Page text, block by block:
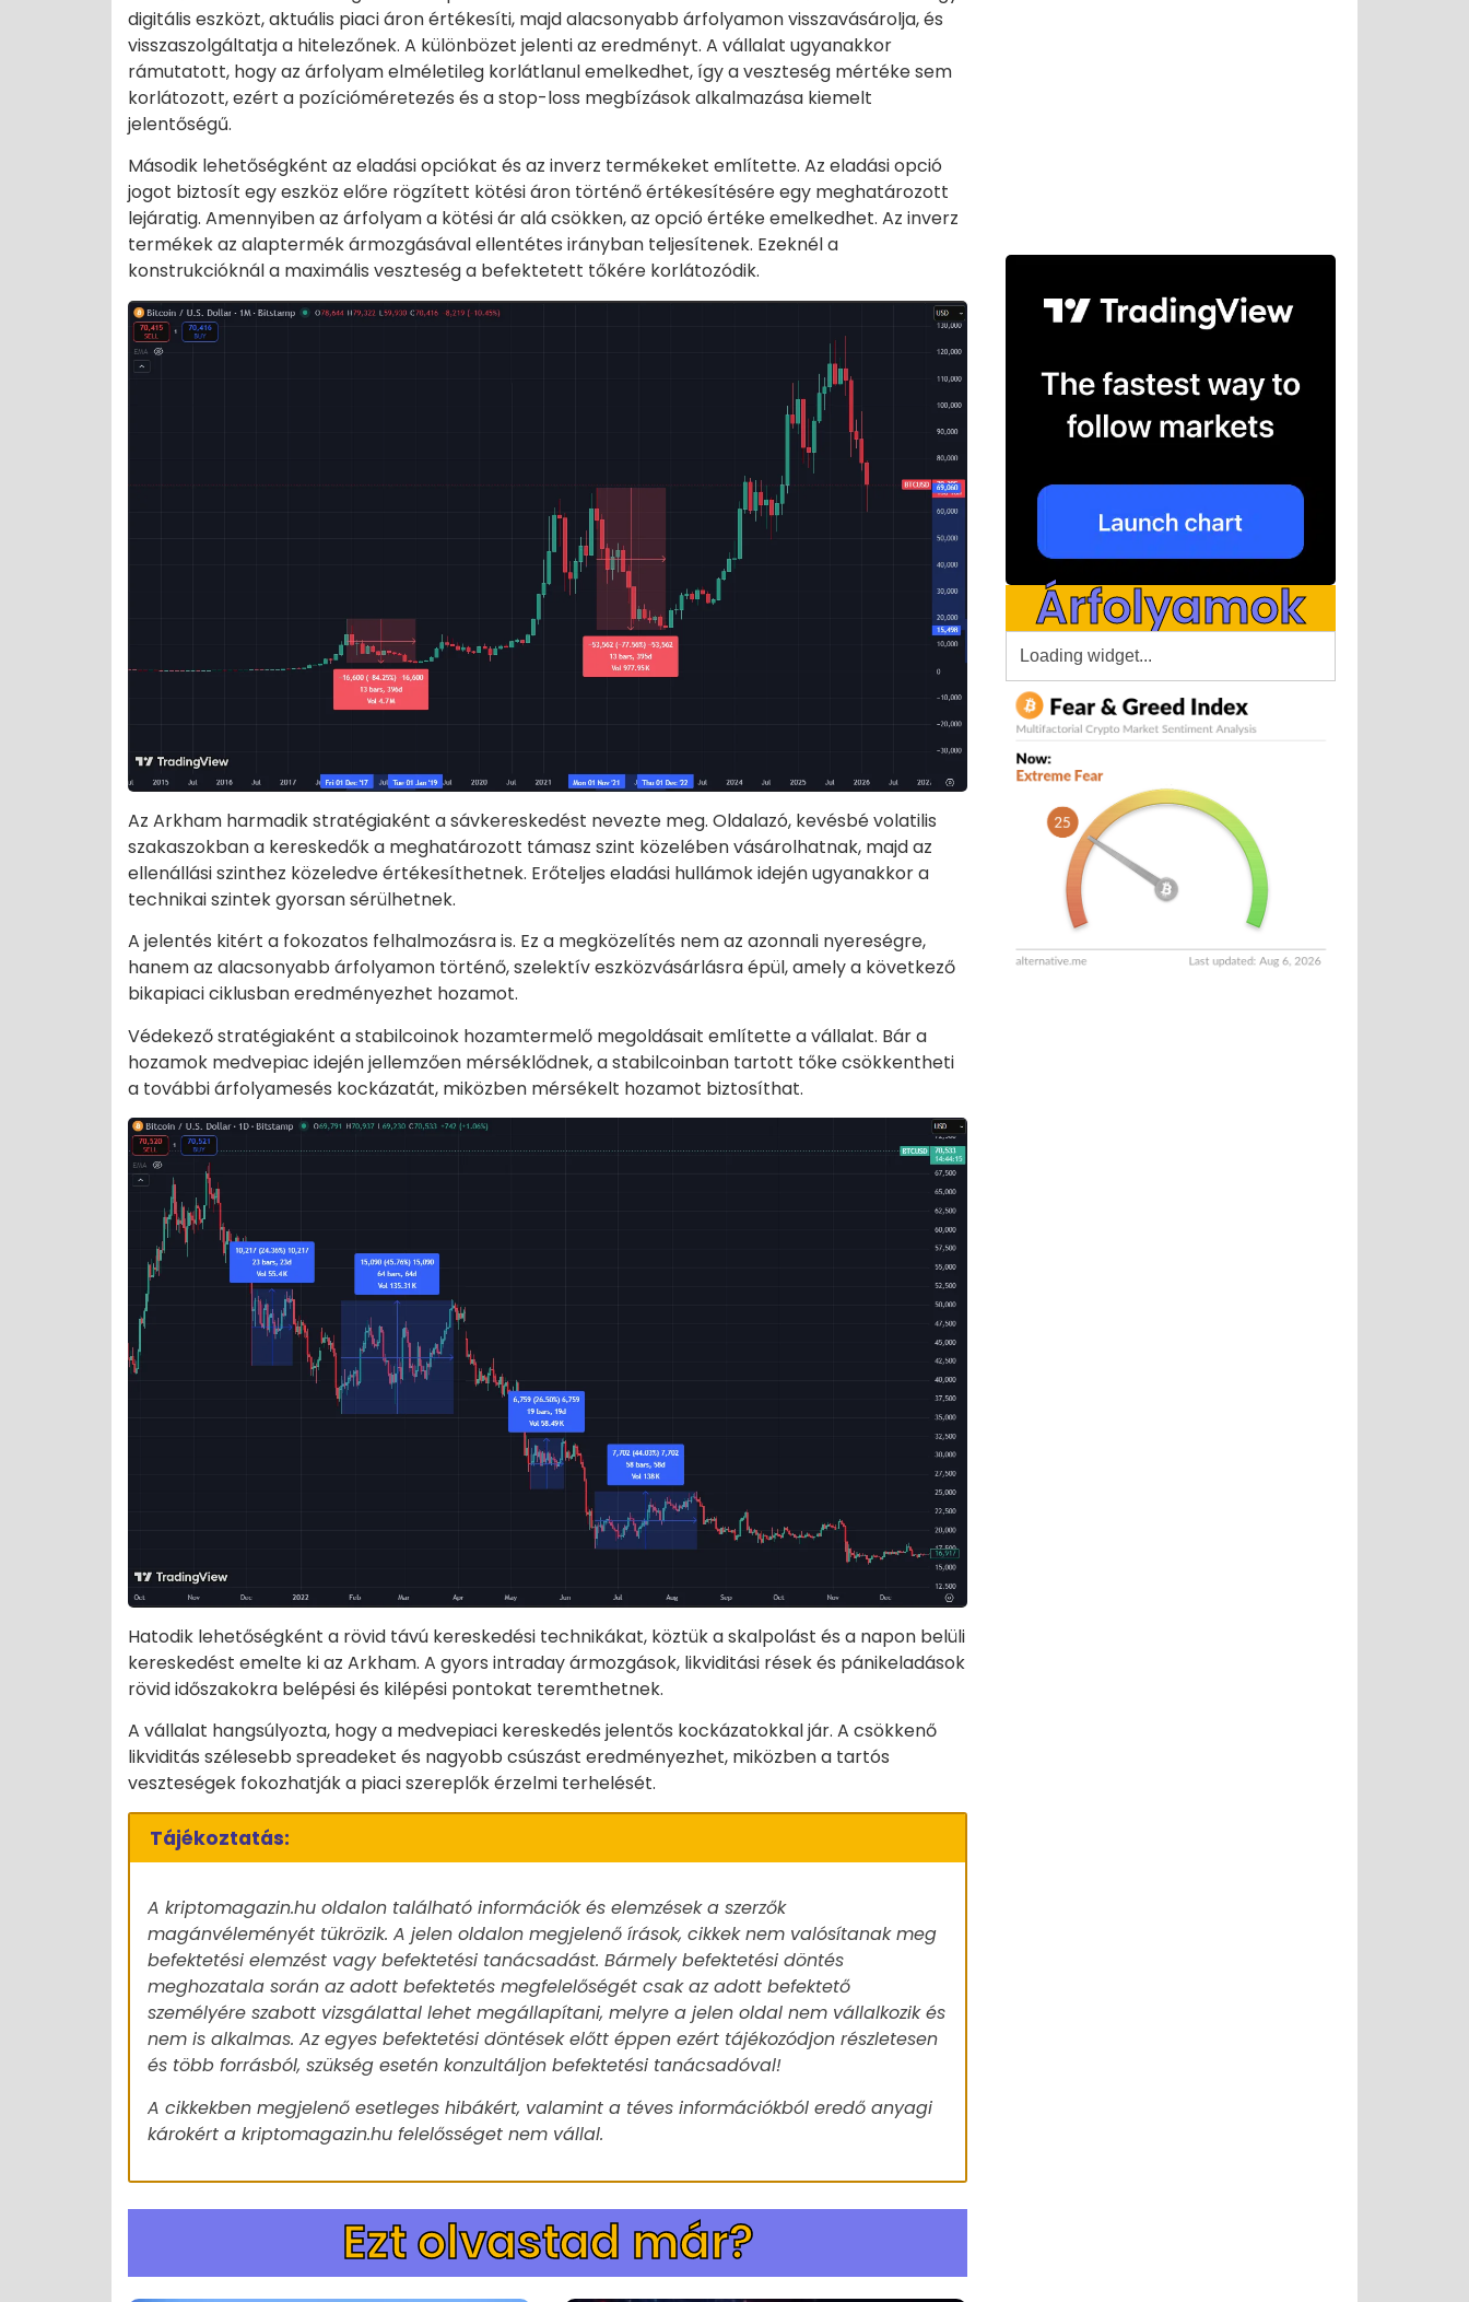
digitális eszközt, aktuális piaci áron értékesíti, majd alacsonyabb árfolyamon visszavásárolja, és
visszaszolgáltatja a hitelezőnek. A különbözet jelenti az eredményt. A vállalat ugyanakkor
rámutatott, hogy az árfolyam elméletileg korlátlanul emelkedhet, így a veszteség mértéke sem
korlátozott, ezért a pozícióméretezés és a stop-loss megbízások alkalmazása kiemelt
jelentőségű.
Második lehetőségként az eladási opciókat és az inverz termékeket említette. Az eladási opció
jogot biztosít egy eszköz előre rögzített kötési áron történő értékesítésére egy meghatározott
lejáratig. Amennyiben az árfolyam a kötési ár alá csökken, az opció értéke emelkedhet. Az inverz
termékek az alaptermék ármozgásával ellentétes irányban teljesítenek. Ezeknél a
konstrukcióknál a maximális veszteség a befektetett tőkére korlátozódik.
Az Arkham harmadik stratégiaként a sávkereskedést nevezte meg. Oldalazó, kevésbé volatilis
szakaszokban a kereskedők a meghatározott támasz szint közelében vásárolhatnak, majd az
ellenállási szinthez közeledve értékesíthetnek. Erőteljes eladási hullámok idején ugyanakkor a
technikai szintek gyorsan sérülhetnek.
A jelentés kitért a fokozatos felhalmozásra is. Ez a megközelítés nem az azonnali nyereségre,
hanem az alacsonyabb árfolyamon történő, szelektív eszközvásárlásra épül, amely a következő
bikapiaci ciklusban eredményezhet hozamot.
Védekező stratégiaként a stabilcoinok hozamtermelő megoldásait említette a vállalat. Bár a
hozamok medvepiac idején jellemzően mérséklődnek, a stabilcoinban tartott tőke csökkentheti
a további árfolyamesés kockázatát, miközben mérsékelt hozamot biztosíthat.
Hatodik lehetőségként a rövid távú kereskedési technikákat, köztük a skalpolást és a napon belüli
kereskedést emelte ki az Arkham. A gyors intraday ármozgások, likviditási rések és pánikeladások
rövid időszakokra belépési és kilépési pontokat teremthetnek.
A vállalat hangsúlyozta, hogy a medvepiaci kereskedés jelentős kockázatokkal jár. A csökkenő
likviditás szélesebb spreadeket és nagyobb csúszást eredményezhet, miközben a tartós
veszteségek fokozhatják a piaci szereplők érzelmi terhelését.
Tájékoztatás:
A kriptomagazin.hu oldalon található információk és elemzések a szerzők
magánvéleményét tükrözik. A jelen oldalon megjelenő írások, cikkek nem valósítanak meg
befektetési elemzést vagy befektetési tanácsadást. Bármely befektetési döntés
meghozatala során az adott befektetés megfelelőségét csak az adott befektető
személyére szabott vizsgálattal lehet megállapítani, melyre a jelen oldal nem vállalkozik és
nem is alkalmas. Az egyes befektetési döntések előtt éppen ezért tájékozódjon részletesen
és több forrásból, szükség esetén konzultáljon befektetési tanácsadóval!
A cikkekben megjelenő esetleges hibákért, valamint a téves információkból eredő anyagi
károkért a kriptomagazin.hu felelősséget nem vállal.
Ezt olvastad már?
Árfolyamok